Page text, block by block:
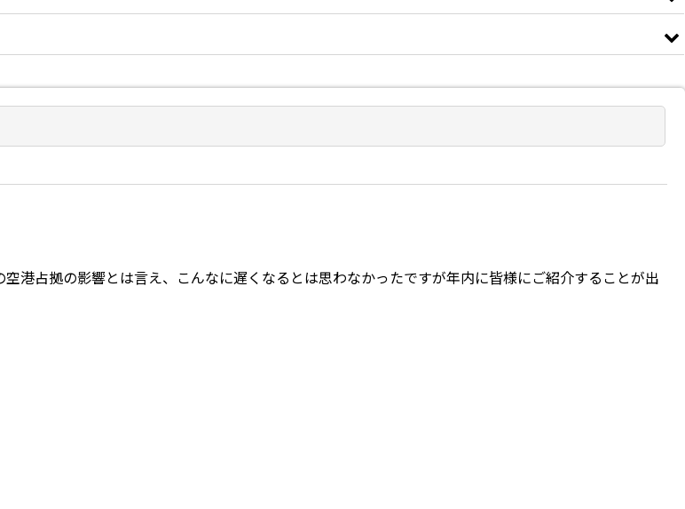
港占拠の影響とは言え、こんなに遅くなるとは思わなかったですが年内に皆様にご紹介することが出